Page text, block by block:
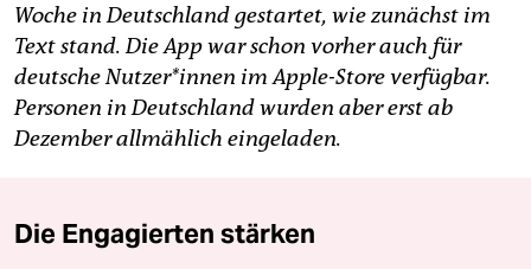
Woche in Deutschland gestartet, wie zunächst im
Text stand. Die App war schon vorher auch für
deutsche Nut­ze­r*in­nen im Apple-Store verfügbar.
Personen in Deutschland wurden aber erst ab
Dezember allmählich eingeladen.
Die Engagierten stärken